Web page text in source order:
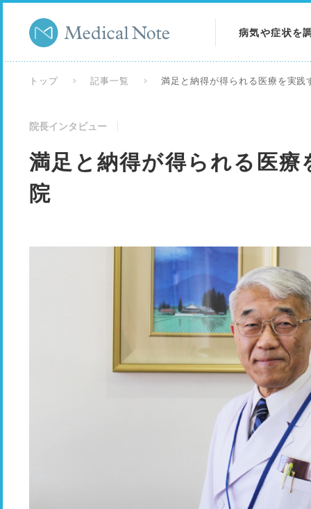
病気や症状を
トップ 記事一覧 満足と納得が得られる医療を実践
院長インタビュー
満足と納得が得られる医療
院